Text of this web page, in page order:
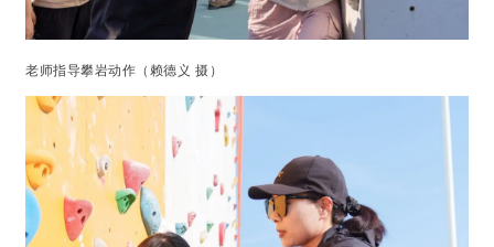
老师指导攀岩动作（赖德义 摄）